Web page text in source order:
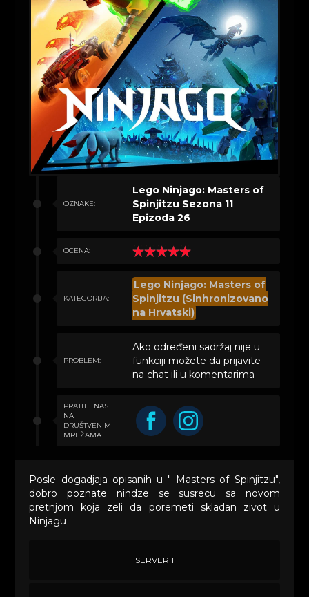
OZNAKE:
Lego Ninjago: Masters of
Spinjitzu Sezona 11
Epizoda 26
OCENA:
KATEGORIJA:
Lego Ninjago: Masters of
Spinjitzu (Sinhronizovano
na Hrvatski)
PROBLEM:
Ako određeni sadržaj nije u
funkciji možete da prijavite
na chat ili u komentarima
PRATITE NAS
NA
DRUŠTVENIM
MREŽAMA
Posle dogadjaja opisanih u " Masters of Spinjitzu",
dobro poznate nindze se susrecu sa novom
pretnjom koja zeli da poremeti skladan zivot u
Ninjagu
SERVER 1